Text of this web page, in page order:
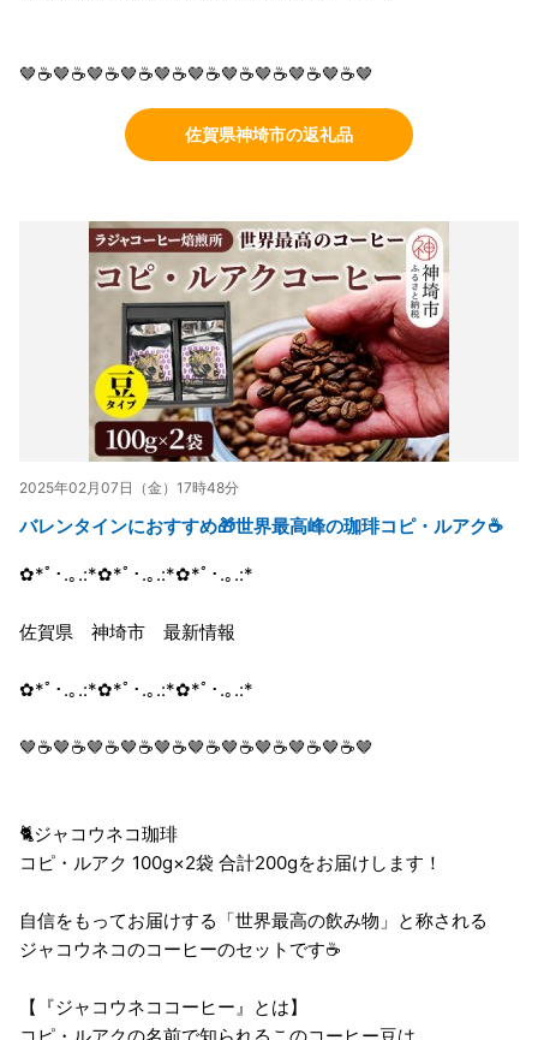
🤎☕🤎☕🤎☕🤎☕🤎☕🤎☕🤎☕🤎☕🤎☕🤎☕🤎
佐賀県神埼市の返礼品
2025年02月07日（金）17時48分
バレンタインにおすすめ🎁世界最高峰の珈琲コピ・ルアク☕
✿*ﾟ･.｡.:*✿*ﾟ･.｡.:*✿*ﾟ･.｡.:*
佐賀県 神埼市 最新情報
✿*ﾟ･.｡.:*✿*ﾟ･.｡.:*✿*ﾟ･.｡.:*
🤎☕🤎☕🤎☕🤎☕🤎☕🤎☕🤎☕🤎☕🤎☕🤎☕🤎
🐈ジャコウネコ珈琲
コピ・ルアク 100g×2袋 合計200gをお届けします！
自信をもってお届けする「世界最高の飲み物」と称される
ジャコウネコのコーヒーのセットです☕
【『ジャコウネココーヒー』とは】